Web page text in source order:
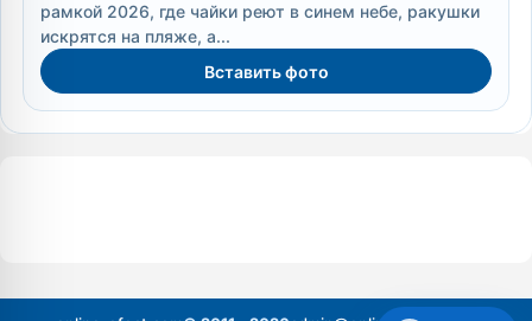
рамкой 2026, где чайки реют в синем небе, ракушки
искрятся на пляже, а...
Вставить фото